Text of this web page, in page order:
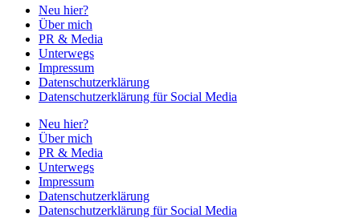
Neu hier?
Über mich
PR & Media
Unterwegs
Impressum
Datenschutzerklärung
Datenschutzerklärung für Social Media
Neu hier?
Über mich
PR & Media
Unterwegs
Impressum
Datenschutzerklärung
Datenschutzerklärung für Social Media